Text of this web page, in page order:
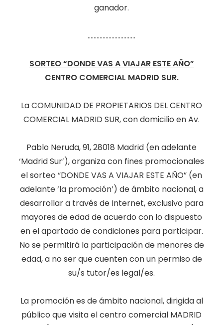
ganador.
................................
SORTEO “DONDE VAS A VIAJAR ESTE AÑO”
CENTRO COMERCIAL MADRID SUR.
La COMUNIDAD DE PROPIETARIOS DEL CENTRO
COMERCIAL MADRID SUR, con domicilio en Av.
Pablo Neruda, 91, 28018 Madrid (en adelante
‘Madrid Sur’), organiza con fines promocionales
el sorteo “DONDE VAS A VIAJAR ESTE AÑO” (en
adelante ‘la promoción’) de ámbito nacional, a
desarrollar a través de Internet, exclusivo para
mayores de edad de acuerdo con lo dispuesto
en el apartado de condiciones para participar.
No se permitirá la participación de menores de
edad, a no ser que cuenten con un permiso de
su/s tutor/es legal/es.
La promoción es de ámbito nacional, dirigida al
público que visita el centro comercial MADRID